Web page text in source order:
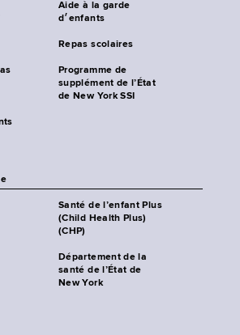
Aide à la garde
d׳enfants
Repas scolaires
Programme de
supplément de l’État
de New York SSI
Santé de l’enfant Plus
(Child Health Plus)
(CHP)
Département de la
santé de l’État de
New York